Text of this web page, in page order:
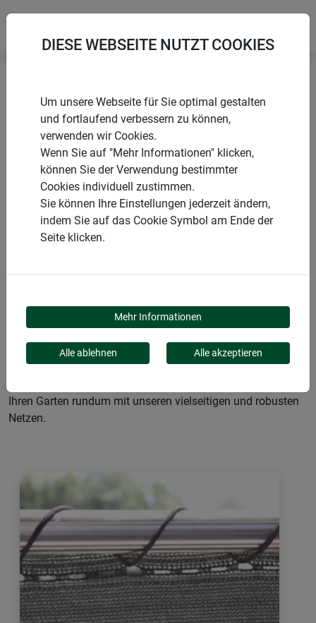
Startseite Produkte Garten Gartenhilfen
PRODUKTKATEGORIE
NETZE
Hagelschutznetze Ihre Pflanzen vor Unwetterschäden
fern und sichern gesunde Beete. Für sichere Transporte
sorgt das Ladungssicherungsnetz, und Vogelschutznetze
Ihren Garten rundum mit unseren vielseitigen und robusten
Netzen.
DIESE WEBSEITE NUTZT COOKIES
Um unsere Webseite für Sie optimal gestalten
und fortlaufend verbessern zu können,
verwenden wir Cookies.
Wenn Sie auf "Mehr Informationen" klicken,
können Sie der Verwendung bestimmter
Cookies individuell zustimmen.
Sie können Ihre Einstellungen jederzeit ändern,
indem Sie auf das Cookie Symbol am Ende der
Seite klicken.
Mehr Informationen
Alle ablehnen Alle akzeptieren